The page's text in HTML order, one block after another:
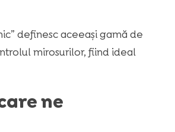
definesc aceeași gamă de
mirosurilor, fiind ideal
ne